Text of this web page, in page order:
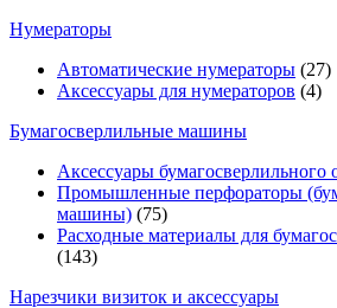
Нумераторы
Автоматические нумераторы (27)
Аксессуары для нумераторов (4)
Бумагосверлильные машины
Аксессуары бумагосверлильного
Промышленные перфораторы
машины) (75)
Расходные материалы для
(143)
Нарезчики визиток и аксессуары